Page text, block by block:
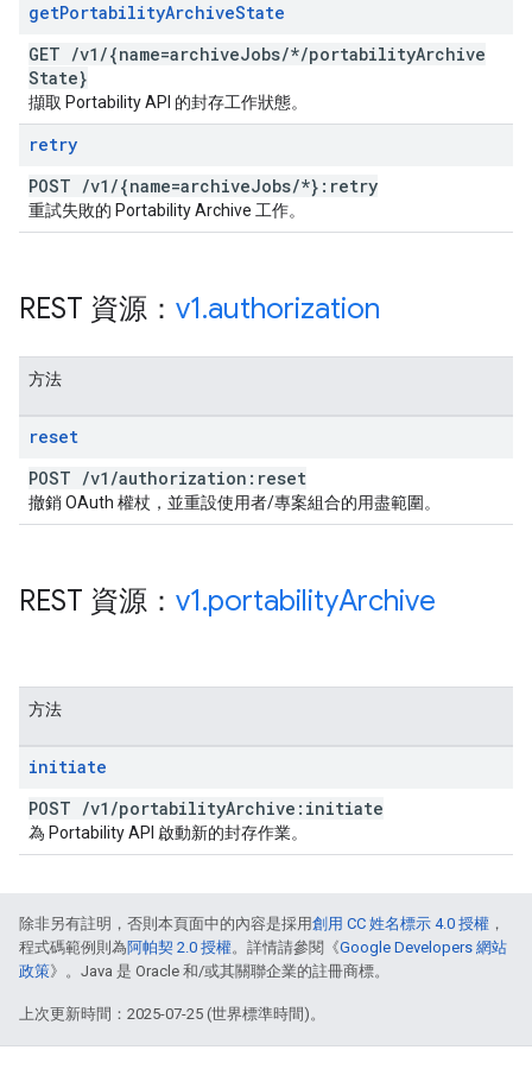
getPortabilityArchiveState
GET /v1 /{name=archiveJobs/*/portabilityArchive
State}
擷取 Portability API 的封存工作狀態。
retry
POST /v1 /{name=archiveJobs/*}:retry
重試失敗的 Portability Archive 工作。
REST 資源： v1.authorization
方法
reset
POST /v1 /authorization:reset
撤銷 OAuth 權杖，並重設使用者/專案組合的用盡範圍。
REST 資源： v1.portabilityArchive
方法
initiate
POST /v1 /portabilityArchive:initiate
為 Portability API 啟動新的封存作業。
除非另有註明，否則本頁面中的內容是採用創用 CC 姓名標示 4.0 授權 ，
程式碼範例則為阿帕契 2.0 授權。詳情請參閱《Google Developers 網站
政策》。Java 是 Oracle 和/或其關聯企業的註冊商標。
上次更新時間：2025-07-25 (世界標準時間)。